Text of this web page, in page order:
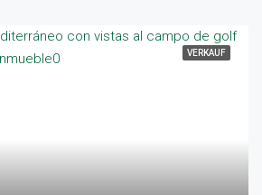
VERKAUF